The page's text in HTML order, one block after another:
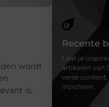
wordt
is,
Recente
Laat je
artikelen van
verse
inzichten.